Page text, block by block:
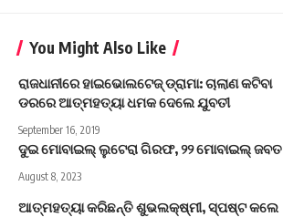
You Might Also Like
ରାଜଧାନୀରେ ହାଇଭୋଲଟେଜ୍‌ ଡ୍ରାମା: ଚାଲାଣ କଟିବା
ଡରରେ ଆତ୍ମହତ୍ୟା ଧମକ ଦେଲେ ଯୁବତୀ
September 16, 2019
ଦୁଇ ମୋବାଇଲ୍ ଲୁଟେରା ଗିରଫ, ୨୨ ମୋବାଇଲ୍ ଜବତ
August 8, 2023
ଆତ୍ମହତ୍ୟା କରିଛନ୍ତି ଶୁଭଲକ୍ଷ୍ମୀ, ସ୍ପଷ୍ଟ କଲେ